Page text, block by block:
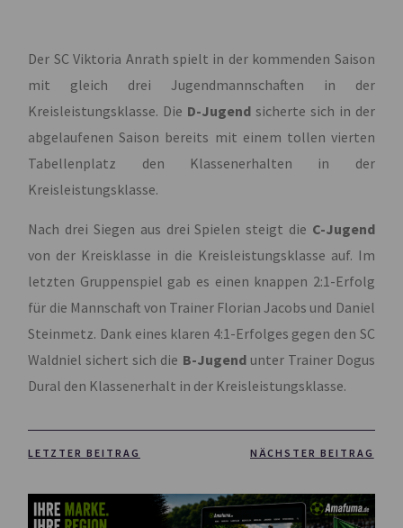
Der SC Viktoria Anrath spielt in der kommenden Saison
mit gleich drei Jugendmannschaften in der
Kreisleistungsklasse. Die D-Jugend sicherte sich in der
abgelaufenen Saison bereits mit einem tollen vierten
Tabellenplatz den Klassenerhalten in der
Kreisleistungsklasse.
Nach drei Siegen aus drei Spielen steigt die C-Jugend
von der Kreisklasse in die Kreisleistungsklasse auf. Im
letzten Gruppenspiel gab es einen knappen 2:1-Erfolg
für die Mannschaft von Trainer Florian Jacobs und Daniel
Steinmetz. Dank eines klaren 4:1-Erfolges gegen den SC
Waldniel sichert sich die B-Jugendunter Trainer Dogus
Dural den Klassenerhalt in der Kreisleistungsklasse.
LETZTER BEITRAG NÄCHSTER BEITRAG